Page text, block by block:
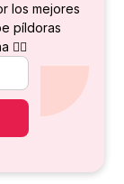
los mejores
píldoras